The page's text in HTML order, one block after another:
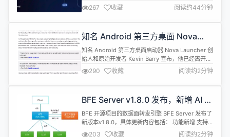
接使用计算出的值，而是要先做一个看似"多余"的
mask 操作。这个操作包括右旋转 15 位和加上一个
神秘的常数 0xa282ead8ul。 代码注释提到这是为
问题的"，但到底什么问题？为什么...
267 收藏 阅读约44分钟
知名 Android 第三方桌面 Nova
Launcher 将停止维护
知名 Android 第三方桌面启动器 Nova Launcher 创
始人和原始开发者 Kevin Barry 宣布，他已经离开收
购 Nova Launcher 的分析公司 Branch，并不再参
与该项目。
https://teslacoilapps.com/nova/solong.html 据
290 收藏 阅读约2分钟
BFE Server v1.8.0 发布，新增 AI 网
关能力
BFE 开源项目的数据面转发引擎 BFE Server 发布了
新版本v1.8.0，具体更新内容包括： 功能新增 支持
AI网关的部分基础功能 支持调用第三方WAF服务 支
203 收藏 阅读约2分钟